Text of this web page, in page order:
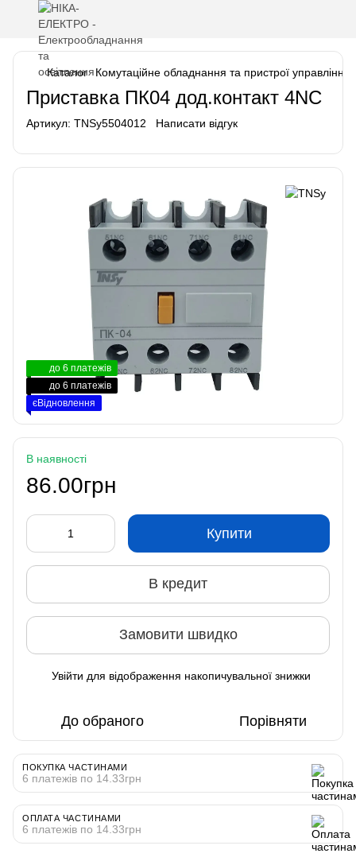
Каталог Комутаційне обладнання та пристрої управління
Приставка ПК04 дод.контакт 4NC
Артикул: TNSy5504012 Написати відгук
до 6 платежів
до 6 платежів
єВідновлення
В наявності
86.00грн
Купити
В кредит
Замовити швидко
Увійти для відображення накопичувальної знижки
До обраного Порівняти
ПОКУПКА ЧАСТИНАМИ
6 платежів по 14.33грн
ОПЛАТА ЧАСТИНАМИ
6 платежів по 14.33грн